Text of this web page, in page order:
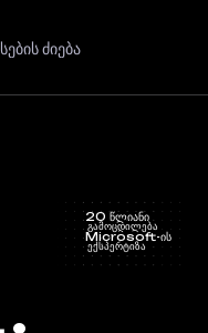
20 წლიანი
გამოცდილება
Microsoft-ის
ექსპერტიზა